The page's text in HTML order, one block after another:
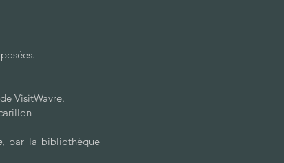
VisitWavre.
, par la bibliothèque